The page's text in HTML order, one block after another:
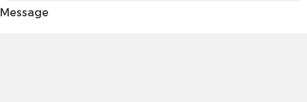
Message